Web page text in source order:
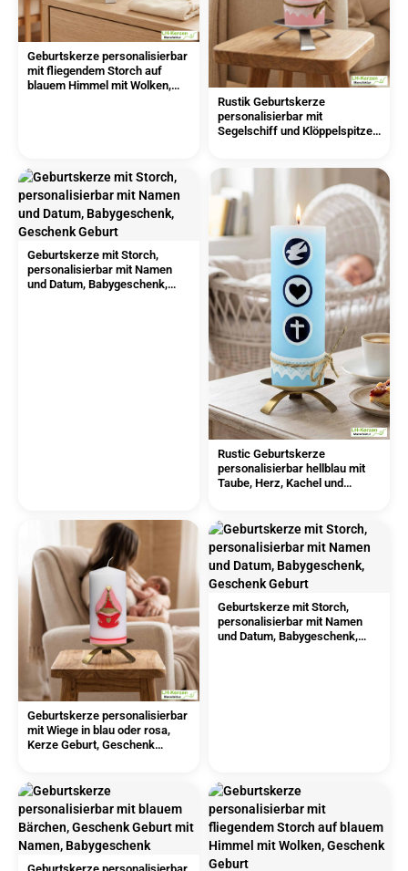
Geburtskerze personalisierbar
mit fliegendem Storch auf
blauem Himmel mit Wolken,
Rustik Geburtskerze
personalisierbar mit
Segelschiff und Klöppelspitze,
Geburtskerze mit Storch,
personalisierbar mit Namen
und Datum, Babygeschenk,
Rustic Geburtskerze
personalisierbar hellblau mit
Taube, Herz, Kachel und
Geburtskerze personalisierbar
mit Wiege in blau oder rosa,
Kerze Geburt, Geschenk
Geburtskerze mit Storch,
personalisierbar mit Namen
und Datum, Babygeschenk,